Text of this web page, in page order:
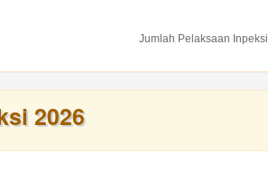
Jumlah Pelaksaan Inpeksi
2026